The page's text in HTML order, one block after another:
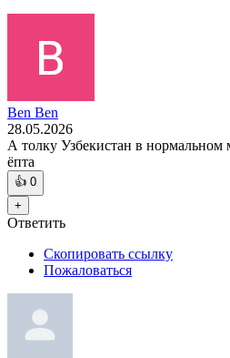
Ben Ben
28.05.2026
А толку Узбекистан в нормальном
ёпта
👍 0
+
Ответить
Скопировать ссылку
Пожаловаться